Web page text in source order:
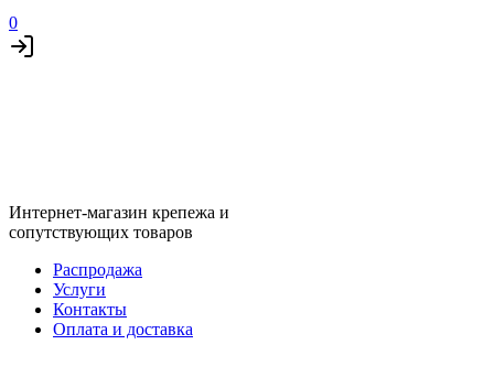
0
Интернет-магазин крепежа и
сопутствующих товаров
Распродажа
Услуги
Контакты
Оплата и доставка